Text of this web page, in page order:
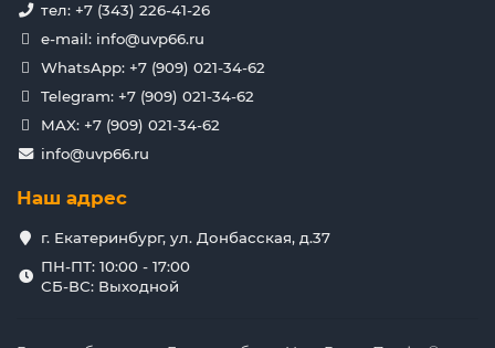
тел: +7 (343) 226-41-26
e-mail: info@uvp66.ru
WhatsApp: +7 (909) 021-34-62
Telegram: +7 (909) 021-34-62
MAX: +7 (909) 021-34-62
info@uvp66.ru
Наш адрес
г. Екатеринбург, ул. Донбасская, д.37
ПН-ПТ: 10:00 - 17:00
СБ-ВС: Выходной